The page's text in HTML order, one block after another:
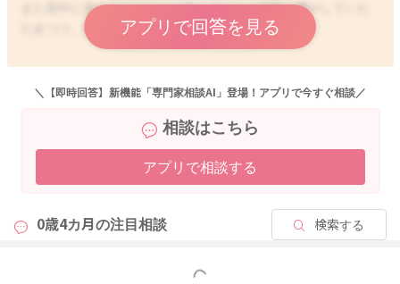
また日中に床の上でゴロゴロ遊んでもらう時間を増やしていた
だきつつ、様子を見てみてはいかがでしょうか？
良かったら参考になさってみてください。
どうぞよろしくお願いします。
アプリで回答を見る
＼【即時回答】新機能「専門家相談AI」登場！アプリで今すぐ相談／
相談はこちら
アプリで相談する
0歳4カ月の注目相談 検索する
もっと見る